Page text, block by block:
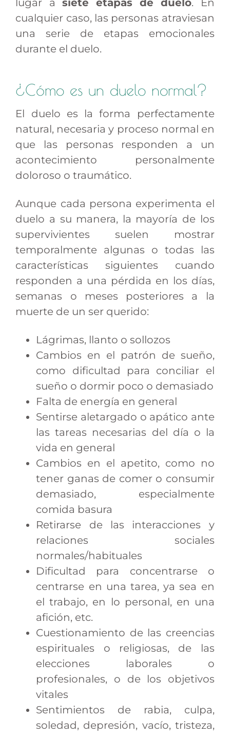
lugar a siete etapas de duelo. En
cualquier caso, las personas atraviesan
una serie de etapas emocionales
durante el duelo.
¿Cómo es un duelo normal?
El duelo es la forma perfectamente
natural, necesaria y proceso normal en
que las personas responden a un
acontecimiento personalmente
doloroso o traumático.
Aunque cada persona experimenta el
duelo a su manera, la mayoría de los
supervivientes suelen mostrar
temporalmente algunas o todas las
características siguientes cuando
responden a una pérdida en los días,
semanas o meses posteriores a la
muerte de un ser querido:
Lágrimas, llanto o sollozos
Cambios en el patrón de sueño,
como dificultad para conciliar el
sueño o dormir poco o demasiado
Falta de energía en general
Sentirse aletargado o apático ante
las tareas necesarias del día o la
vida en general
Cambios en el apetito, como no
tener ganas de comer o consumir
demasiado, especialmente
comida basura
Retirarse de las interacciones y
relaciones sociales
normales/habituales
Dificultad para concentrarse o
centrarse en una tarea, ya sea en
el trabajo, en lo personal, en una
afición, etc.
Cuestionamiento de las creencias
espirituales o religiosas, de las
elecciones laborales o
profesionales, o de los objetivos
vitales
Sentimientos de rabia, culpa,
soledad, depresión, vacío, tristeza,